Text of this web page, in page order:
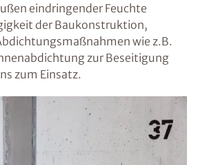
eindringender Feuchte
der Baukonstruktion,
wie z.B.
zur Beseitigung
zum Einsatz.